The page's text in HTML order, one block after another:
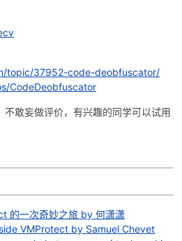
topic/37952-code-deobfuscator/
CodeDeobfuscator
不敢妄做评价，有兴趣的同学可以试用
的一次奇妙之旅 by 何潇潇
VMProtect by Samuel Chevet